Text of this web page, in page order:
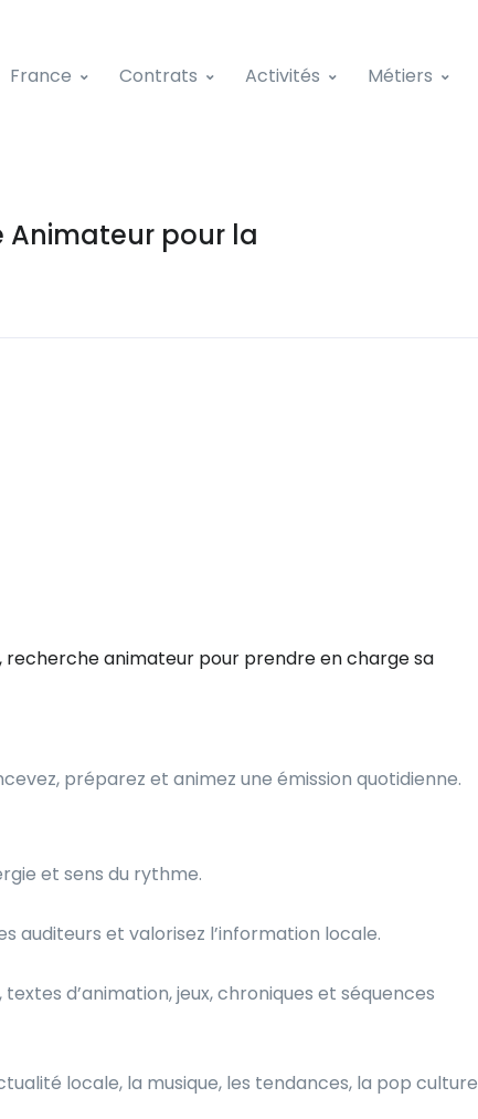
France Contrats Activités Métiers
Animateur pour la
recherche animateur pour prendre en charge sa
préparez et animez une émission quotidienne.
et sens du rythme.
auditeurs et valorisez l’information locale.
d’animation, jeux, chroniques et séquences
locale, la musique, les tendances, la pop culture